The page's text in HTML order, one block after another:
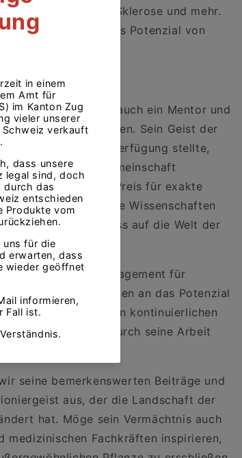
Epilepsie, Multiple Sklerose und mehr.
angestoßen, die das Potenzial von
erforschen.
Gebiet, sondern auch ein Mentor und
Fußstapfen traten. Sein Geist der
sein Wissen zur Verfügung stellte,
Gemeinschaft
darunter der Israel-Preis für exakte
und physikalische Wissenschaften
immensen Einfluss auf die Welt der
ehren wir sein Engagement für
Glauben an das Potenzial
wird in den kontinuierlichen
Leben, die durch seine Arbeit
seine bemerkenswerten Beiträge und
aus, der die Landschaft der
hat. Möge sein Vermächtnis auch
medizinischen Fachkräften inspirieren,